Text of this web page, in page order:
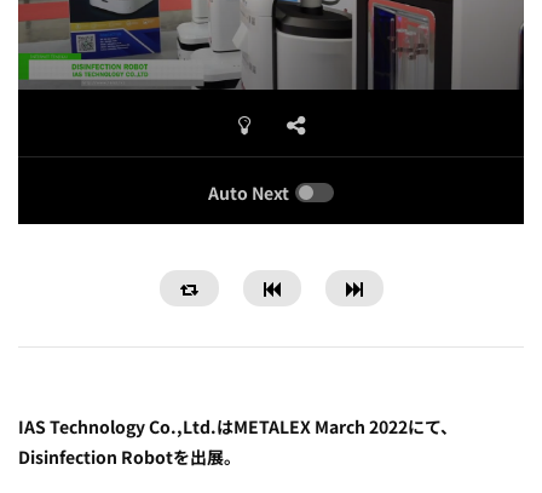
Auto Next
IAS Technology Co.,Ltd.はMETALEX March 2022にて、
Disinfection Robotを出展。